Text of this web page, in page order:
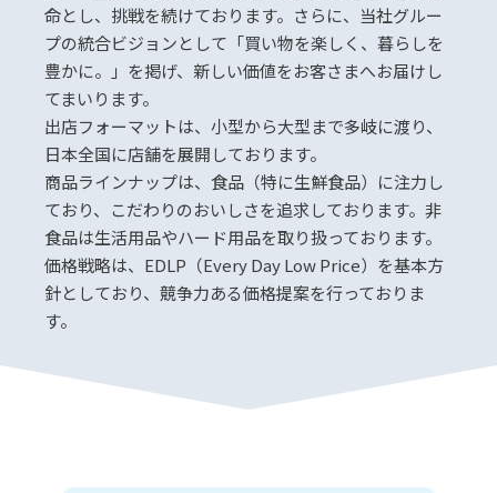
命とし、挑戦を続けております。さらに、当社グルー
プの統合ビジョンとして「買い物を楽しく、暮らしを
豊かに。」を掲げ、新しい価値をお客さまへお届けし
てまいります。
出店フォーマットは、小型から大型まで多岐に渡り、
日本全国に店舗を展開しております。
商品ラインナップは、食品（特に生鮮食品）に注力し
ており、こだわりのおいしさを追求しております。非
食品は生活用品やハード用品を取り扱っております。
価格戦略は、EDLP（Every Day Low Price）を基本方
針としており、競争力ある価格提案を行っておりま
す。